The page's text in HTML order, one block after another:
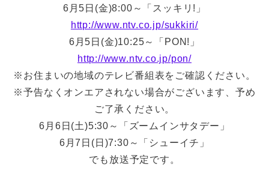
6月5日(金)8:00～「スッキリ!」
http://www.ntv.co.jp/sukkiri/
6月5日(金)10:25～「PON!」
http://www.ntv.co.jp/pon/
※お住まいの地域のテレビ番組表をご確認ください。
※予告なくオンエアされない場合がございます、予め
ご了承ください。
6月6日(土)5:30～「ズームインサタデー」
6月7日(日)7:30～「シューイチ」
でも放送予定です。